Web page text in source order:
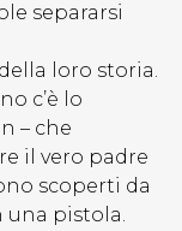
separarsi
loro storia.
c’è lo
– che
il vero padre
scoperti da
una pistola.